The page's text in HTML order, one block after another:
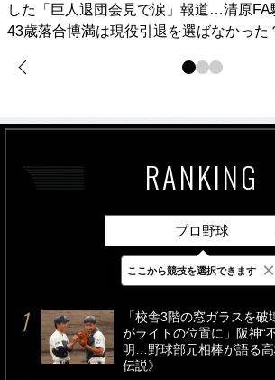
した「巨人退団会見で涙」報道…清原FA
43歳落合博満は現役引退を選ばなかった
RANKING
プロ野球
最新 24時間 週間
「校舎3階の窓ガラスを
がライトの位置に」阪神“
明…野球部元相棒が語る
伝説》
ここから競技を選択できます ×